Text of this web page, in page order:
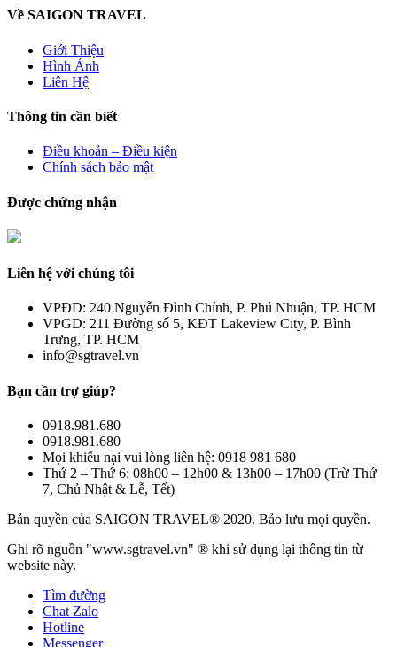
Về SAIGON TRAVEL
Giới Thiệu
Hình Ảnh
Liên Hệ
Thông tin cần biết
Điều khoản – Điều kiện
Chính sách bảo mật
Được chứng nhận
Liên hệ với chúng tôi
VPĐD: 240 Nguyễn Đình Chính, P. Phú Nhuận, TP. HCM
VPGD: 211 Đường số 5, KĐT Lakeview City, P. Bình
Trưng, TP. HCM
info@sgtravel.vn
Bạn cần trợ giúp?
0918.981.680
0918.981.680
Mọi khiếu nại vui lòng liên hệ: 0918 981 680
Thứ 2 – Thứ 6: 08h00 – 12h00 & 13h00 – 17h00 (Trừ Thứ
7, Chủ Nhật & Lễ, Tết)
Bản quyền của SAIGON TRAVEL® 2020. Bảo lưu mọi quyền.
Ghi rõ nguồn "www.sgtravel.vn" ® khi sử dụng lại thông tin từ
website này.
Tìm đường
Chat Zalo
Hotline
Messenger